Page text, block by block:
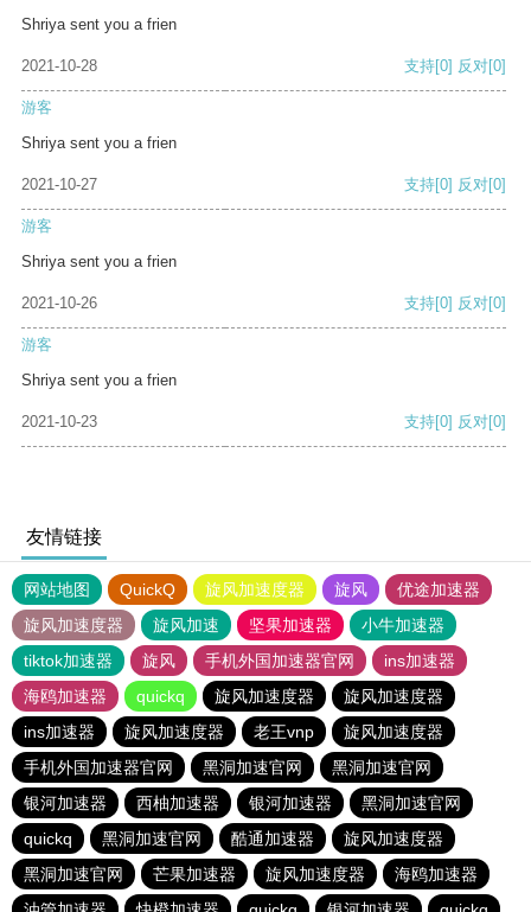
Shriya sent you a frien
2021-10-28 支持[0] 反对[0]
游客
Shriya sent you a frien
2021-10-27 支持[0] 反对[0]
游客
Shriya sent you a frien
2021-10-26 支持[0] 反对[0]
游客
Shriya sent you a frien
2021-10-23 支持[0] 反对[0]
友情链接
网站地图 QuickQ 旋风加速度器 旋风
优途加速器
旋风加速度器
旋风加速 坚果加速器
小牛加速器
tiktok加速器
旋风 手机外国加速器官网
ins加速器
海鸥加速器
quickq 旋风加速度器
旋风加速度器
ins加速器
旋风加速度器 老王vnp
旋风加速度器
手机外国加速器官网
黑洞加速官网
黑洞加速官网
银河加速器
西柚加速器 银河加速器
黑洞加速官网
quickq
黑洞加速官网 酷通加速器
旋风加速度器
黑洞加速官网
芒果加速器 旋风加速度器
海鸥加速器